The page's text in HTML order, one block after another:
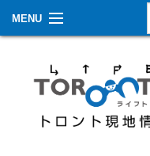
MENU
生活情報
その他